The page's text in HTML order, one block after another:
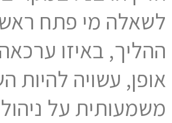
לשאלה מי פתח
ההליך, באיזו
אופן, עשויה להיות
משמעותית על